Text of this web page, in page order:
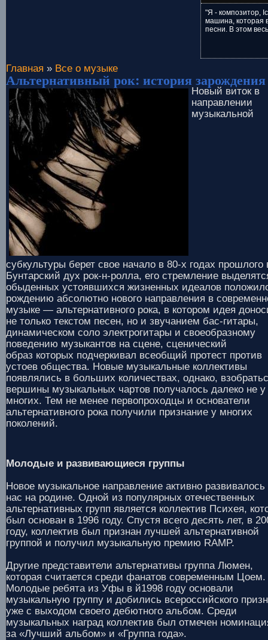
"Я - композитор,
машина, которая
песни. В этом
Главная » Все о музыке
Альтернативный рок: история зарождения
Новый виток в
направлении
музыкальной
субкультуры берет свое начало в 80-х годах прошлого
Бунтарский дух рок-н-ролла, его стремление
обыденных устоявшихся жизненных идеалов
рождению абсолютно нового направления в
музыке — альтернативного рока, в котором идея
не только текстом песен, но и звучанием бас-гитары,
динамическом соло электрогитары и своеобразному
поведению музыкантов на сцене, сценический
образ которых подчеркивал всеобщий протест против
устоев общества. Новые музыкальные коллективы
появлялись в больших количествах, однако,
вершины музыкальных чартов получалось далеко не у
многих. Тем не менее первопроходцы и основатели
альтернативного рока получили признание у многих
поколений.
Молодые и развивающиеся группы
Новое музыкальное направление активно развивалось
нас на родине. Одной из популярных отечественных
альтернативных групп является коллектив Психея,
был основан в 1996 году. Спустя всего десять лет, в
году, коллектив был признан лучшей альтернативной
группой и получил музыкальную премию RAMP.
Другие представители альтернативы группа Люмен,
которая считается среди фанатов современным Цоем.
Молодые ребята из Уфы в й1998 году основали
музыкальную группу и добились всероссийского
уже с выходом своего дебютного альбом. Среди
музыкальных наград коллектив был отмечен
за «Лучший альбом» и «Группа года».